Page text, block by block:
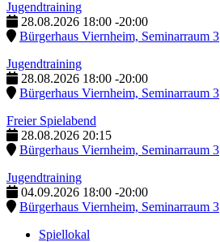
Jugendtraining
28.08.2026 18:00 -20:00
Bürgerhaus Viernheim, Seminarraum 3
Jugendtraining
28.08.2026 18:00 -20:00
Bürgerhaus Viernheim, Seminarraum 3
Freier Spielabend
28.08.2026 20:15
Bürgerhaus Viernheim, Seminarraum 3
Jugendtraining
04.09.2026 18:00 -20:00
Bürgerhaus Viernheim, Seminarraum 3
Spiellokal